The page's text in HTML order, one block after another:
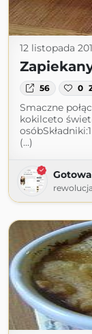
12 listopada
56 0
Smaczne
kokilceto
(...)